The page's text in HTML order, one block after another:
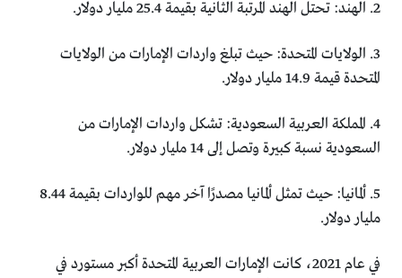
2. الهند: تحتل الهند المرتبة الثانية بقيمة 25.4 مليار دولار.
3. الولايات المتحدة: حيث تبلغ واردات الإمارات من الولايات
المتحدة قيمة 14.9 مليار دولار.
4. المملكة العربية السعودية: تشكل واردات الإمارات من
السعودية نسبة كبيرة وتصل إلى 14 مليار دولار.
5. ألمانيا: حيث تمثل ألمانيا مصدرًا آخر مهم للواردات بقيمة 8.44
مليار دولار.
في عام 2021، كانت الإمارات العربية المتحدة أكبر مستورد في